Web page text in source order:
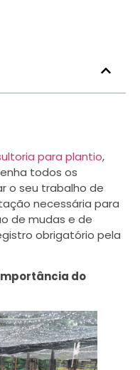
para plantio,
todos os
o seu trabalho de
necessária para
de mudas e de
obrigatório pela
do